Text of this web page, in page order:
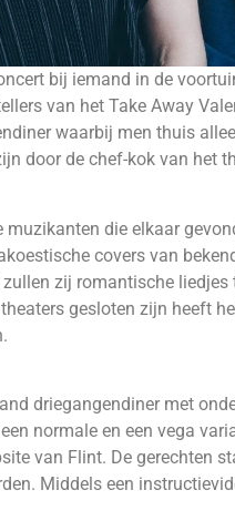
bij iemand in de
van het Take Away
waarbij men thuis
door de chef-kok van het
die elkaar
covers van
zij romantische liedjes
gesloten zijn heeft
driegangendiner met
normale en een vega
van Flint. De gerechten
Middels een